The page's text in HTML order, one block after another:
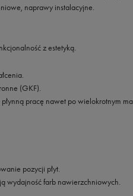
naprawy instalacyjne.
z estetyką.
(GKF).
pracę nawet po wielokrotnym
pozycji płyt.
wydajność farb nawierzchniowych.